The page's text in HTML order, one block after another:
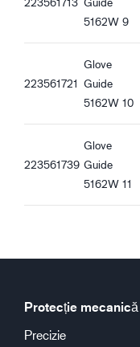
5162W 9
223561721
Glove
Guide
5162W 10
223561739
Glove
Guide
5162W 11
Protecție mecanică
Precizie